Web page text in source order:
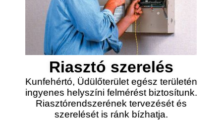
Riasztó szerelés
Kunfehértó, Üdülőterület egész területén
ingyenes helyszíni felmérést biztosítunk.
Riasztórendszerének tervezését és
szerelését is ránk bízhatja.